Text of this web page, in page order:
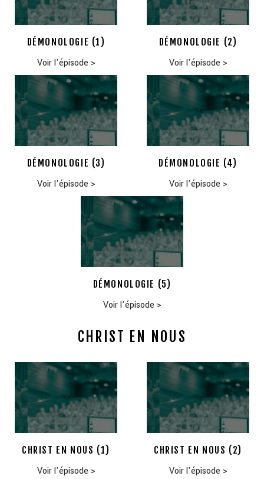
DÉMONOLOGIE (1)
Voir l'épisode >
DÉMONOLOGIE (2)
Voir l'épisode >
DÉMONOLOGIE (3)
Voir l'épisode >
DÉMONOLOGIE (4)
Voir l'épisode >
DÉMONOLOGIE (5)
Voir l'épisode >
CHRIST EN NOUS
CHRIST EN NOUS (1)
Voir l'épisode >
CHRIST EN NOUS (2)
Voir l'épisode >